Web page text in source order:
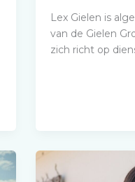
Lex Gielen is
van de Gielen
zich richt op